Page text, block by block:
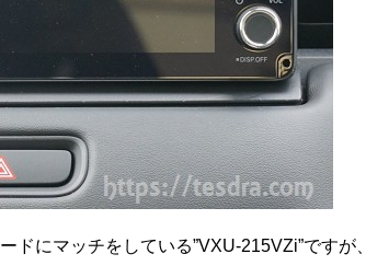
にマッチをしている”VXU-215VZi”ですが、